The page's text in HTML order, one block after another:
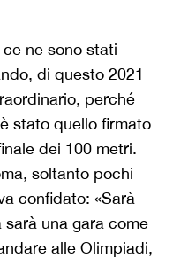
ne sono stati
di questo 2021
perché
stato quello firmato
dei 100 metri.
soltanto pochi
confidato: «Sarà
una gara come
alle Olimpiadi,